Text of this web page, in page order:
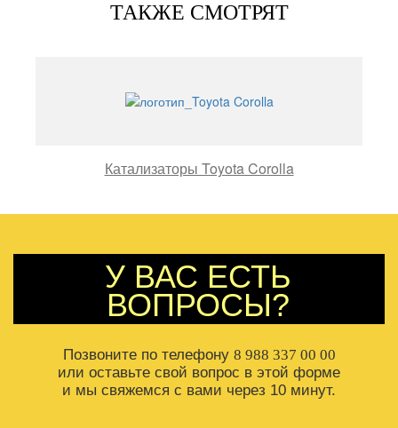
ТАКЖЕ СМОТРЯТ
Катализаторы Toyota Corolla
У ВАС ЕСТЬ
ВОПРОСЫ?
Позвоните по телефону 8 988 337 00 00
или оставьте свой вопрос в этой форме
и мы свяжемся с вами через 10 минут.